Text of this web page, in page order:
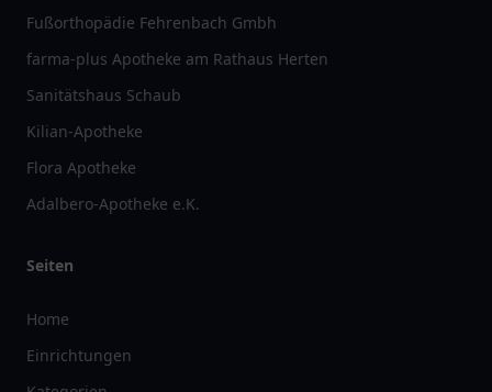
Fußorthopädie Fehrenbach Gmbh
farma-plus Apotheke am Rathaus Herten
Sanitätshaus Schaub
Kilian-Apotheke
Flora Apotheke
Adalbero-Apotheke e.K.
Seiten
Home
Einrichtungen